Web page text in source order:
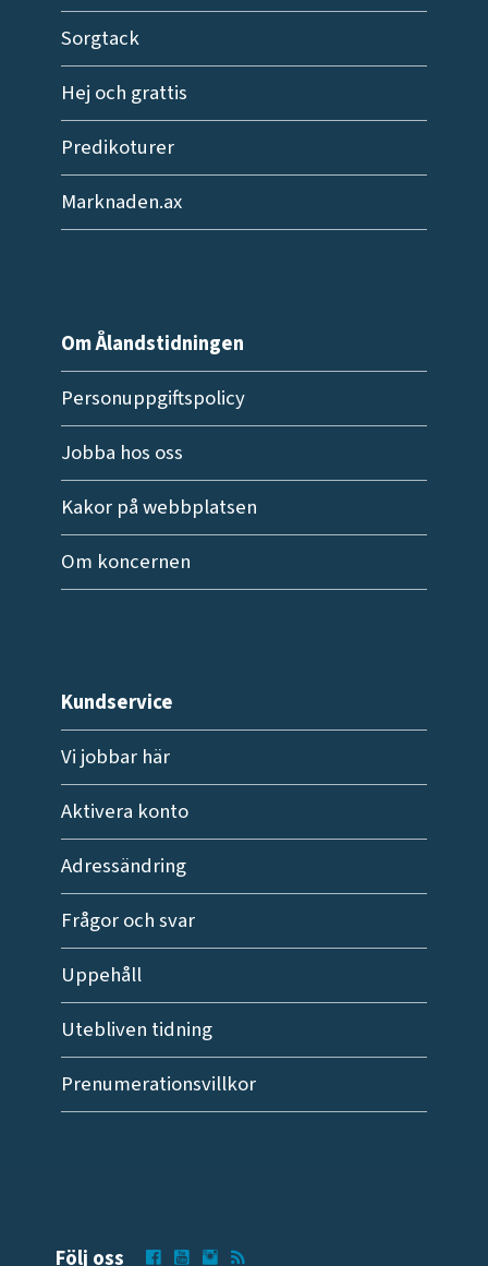
Sorgtack
Hej och grattis
Predikoturer
Marknaden.ax
Om Ålandstidningen
Personuppgiftspolicy
Jobba hos oss
Kakor på webbplatsen
Om koncernen
Kundservice
Vi jobbar här
Aktivera konto
Adressändring
Frågor och svar
Uppehåll
Utebliven tidning
Prenumerationsvillkor
Följ oss